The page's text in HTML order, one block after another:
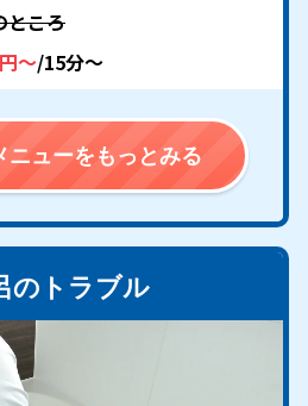
ところ
円〜/15分〜
ニューをもっとみる
のトラブル